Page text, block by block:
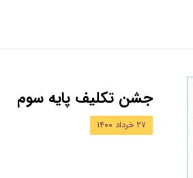
جشن تکلیف پایه سوم
۲۷ خرداد ۱۴۰۰